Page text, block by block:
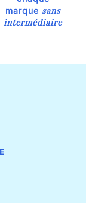
marque sans
intermédiaire